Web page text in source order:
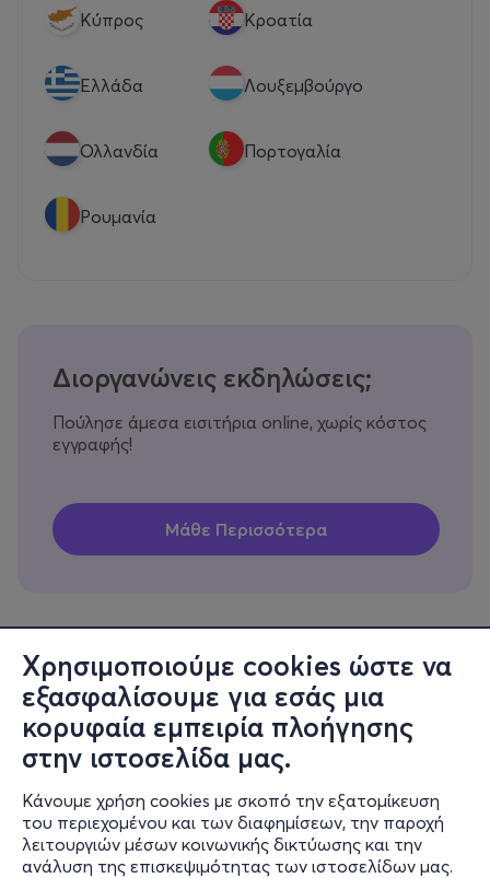
Χρησιμοποιούμε cookies ώστε να
εξασφαλίσουμε για εσάς μια
κορυφαία εμπειρία πλοήγησης
στην ιστοσελίδα μας.
Κάνουμε χρήση cookies με σκοπό την εξατομίκευση
του περιεχομένου και των διαφημίσεων, την παροχή
λειτουργιών μέσων κοινωνικής δικτύωσης και την
ανάλυση της επισκεψιμότητας των ιστοσελίδων μας.
Κύπρος Κροατία
Eλλάδα Λουξεμβούργο
Ολλανδία Πορτογαλία
Ρουμανία
Διοργανώνεις εκδηλώσεις;
Πούλησε άμεσα εισιτήρια online, χωρίς κόστος
εγγραφής!
Πληροφορίες
Υποστήριξη
Stay Connected